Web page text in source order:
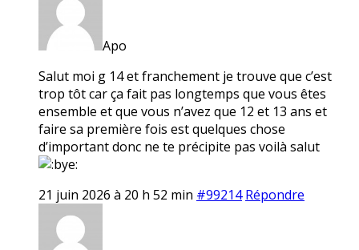
Apo
Salut moi g 14 et franchement je trouve que c’est
trop tôt car ça fait pas longtemps que vous êtes
ensemble et que vous n’avez que 12 et 13 ans et
faire sa première fois est quelques chose
d’important donc ne te précipite pas voilà salut
21 juin 2026 à 20 h 52 min #99214 Répondre